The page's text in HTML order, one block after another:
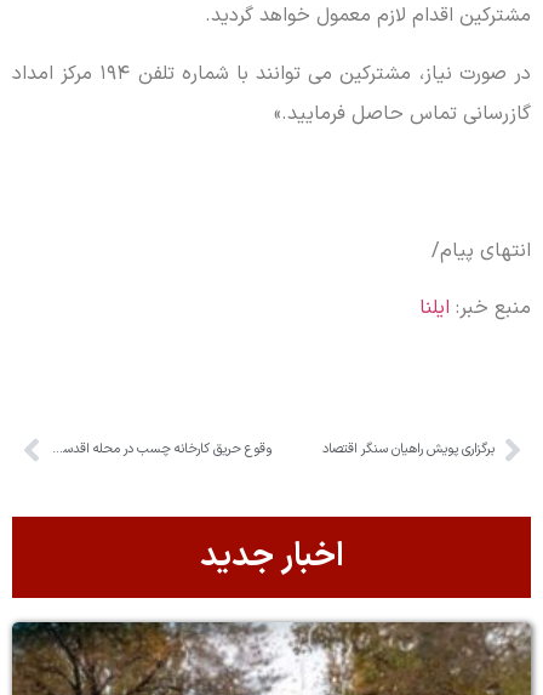
مشترکین اقدام لازم معمول خواهد گردید.
در صورت نیاز، مشترکین می توانند با شماره تلفن ۱۹۴ مرکز امداد
گازرسانی تماس حاصل فرمایید.»
انتهای پیام/
منبع خبر: ایلنا
برگزاری پویش راهیان سنگر اقتصاد وقوع حریق کارخانه چسب در محله اقدسیه چهارباغ
اخبار جدید